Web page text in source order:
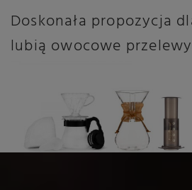
Doskonała propozycja
lubią owocowe